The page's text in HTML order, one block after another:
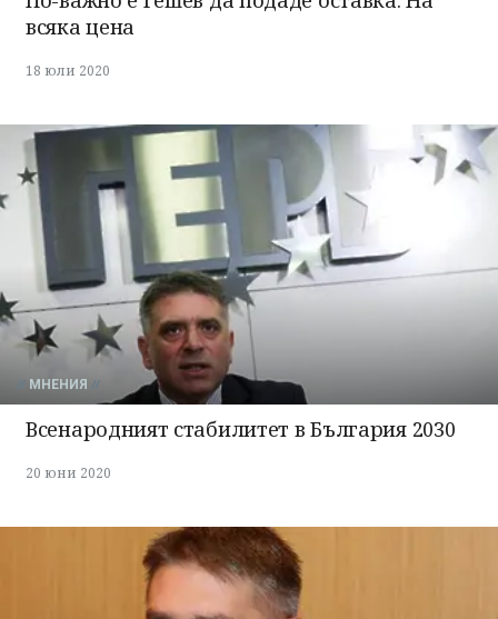
всяка цена
18 юли 2020
МНЕНИЯ
Всенародният стабилитет в България 2030
20 юни 2020